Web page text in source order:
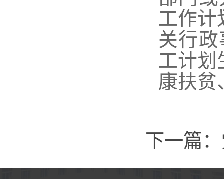
工作计
关行
工计划
康扶贫
下一篇